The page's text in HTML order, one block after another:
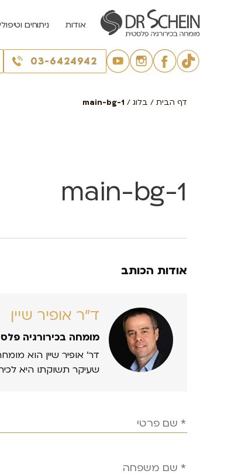
אודות ניתוחים
03-6424942
דף הבית / בלוג /
main-bg-1
main-bg-1
אודות הכותב
ד״ר אופיר שיין
מומחה בכירורגיה
דר’ אופיר שיין הוא
שעיקר תשוקתו היא